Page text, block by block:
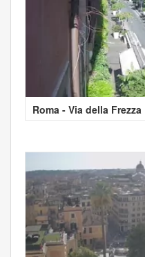
Roma - Via della Frezza